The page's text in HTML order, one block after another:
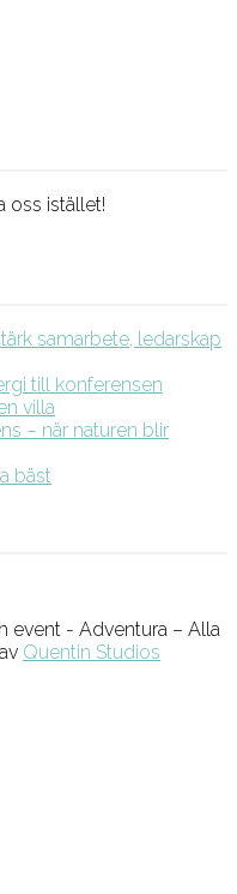
oss istället!
samarbete, ledarskap
till konferensen
villa
– när naturen blir
bäst
event - Adventura – Alla
Quentin Studios